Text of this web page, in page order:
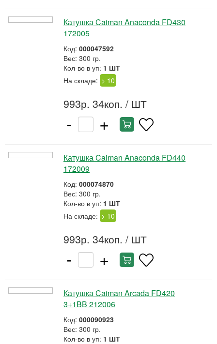
Катушка Caiman Anaconda FD430
172005
Код: 000047592
Вес: 300 гр.
Кол-во в уп: 1 ШТ
На складе: > 10
993р. 34коп. / ШТ
- +
Катушка Caiman Anaconda FD440
172009
Код: 000074870
Вес: 300 гр.
Кол-во в уп: 1 ШТ
На складе: > 10
993р. 34коп. / ШТ
- +
Катушка Caiman Arcada FD420
3+1BB 212006
Код: 000090923
Вес: 300 гр.
Кол-во в уп: 1 ШТ